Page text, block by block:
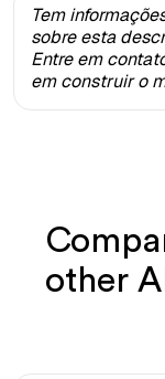
Tem
sobre esta
Entre em
em construir o
other